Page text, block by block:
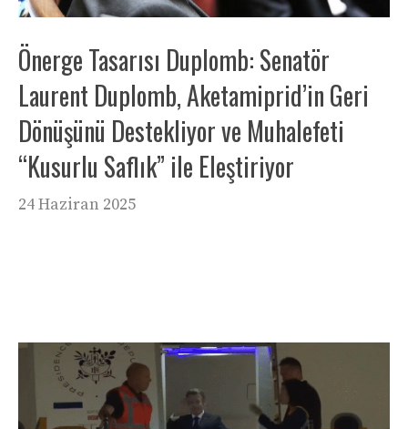
Önerge Tasarısı Duplomb: Senatör
Laurent Duplomb, Aketamiprid’in Geri
Dönüşünü Destekliyor ve Muhalefeti
“Kusurlu Saflık” ile Eleştiriyor
24 Haziran 2025